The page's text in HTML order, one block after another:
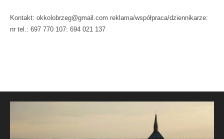
Kontakt: okkolobrzeg@gmail.com reklama/współpraca/dziennikarze:
nr tel.: 697 770 107: 694 021 137